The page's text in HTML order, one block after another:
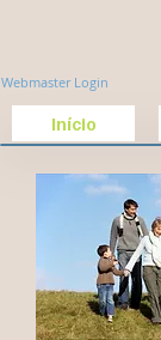
Webmaster Login
Início